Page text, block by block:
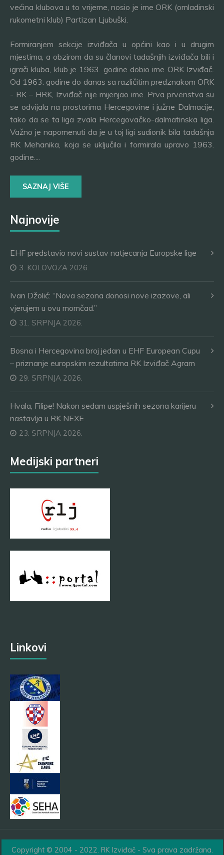
većina klubova u to vrijeme, nosio je ime ORK (omladinski
rukometni klub) Partizan Ljubuški.
Formiranjem sekcije izviđača u općini kao i u drugim
mjestima, a obzirom da su članovi tadašnjih izviđača bili i
igrači kluba, klub je 1963. godine dobio ime ORK Izviđač.
Od 1963. godine do danas sa različitim predznakom ORK
- RK – HRK, Izviđač nije mijenjao ime. Prva prvenstva su
se odvijala na prostorima Hercegovine i južne Dalmacije,
tako da se ta liga zvala Hercegovačko-dalmatinska liga.
Važno je napomenuti da je u toj ligi sudionik bila tadašnja
RK Mehanika, koja se uključila i formirala upravo 1963.
godine....
SAZNAJ VIŠE
Najnovije
EHF predstavio novi sustav natjecanja Europske lige
3. KOLOVOZA 2026.
Ivan Džolić: “Nova sezona donosi nove izazove, ali
vjerujem u ovu momčad.”
31. SRPNJA 2026.
Bosna i Hercegovina broj jedan u EHF European Cupu
– priznanje europskim rezultatima RK Izviđač Agram
29. SRPNJA 2026.
Hvala, Filipe! Nakon sedam uspješnih sezona karijeru
nastavlja u RK NEXE
23. SRPNJA 2026.
Medijski partneri
Linkovi
Copyright © 2004 - 2022. RK Izviđač - Sva prava zadržana.